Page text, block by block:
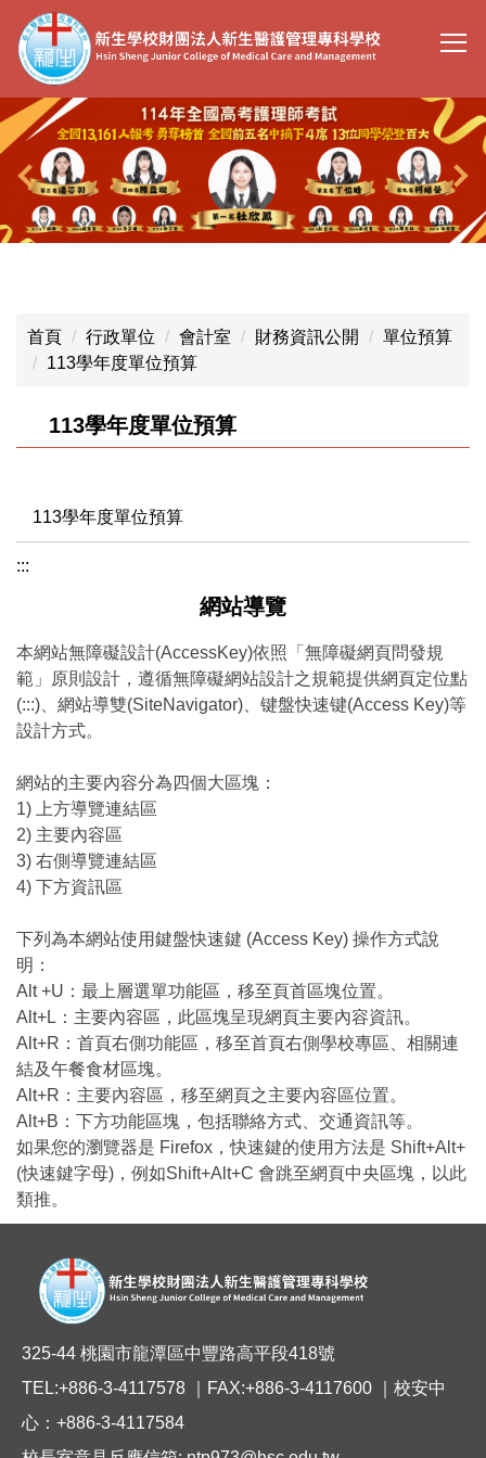
到
主
要
內
容
區
首頁 行政單位 會計室 財務資訊公開
單位預算
113學年度單位預算
113學年度單位預算
113學年度單位預算
:::
網站導覽
本網站無障礙設計(AccessKey)依照「無障礙網頁問發規
範」原則設計，遵循無障礙網站設計之規範提供網頁定位點
(:::)、網站導雙(SiteNavigator)、键盤快速键(Access Key)等
設計方式。
網站的主要內容分為四個大區塊：
1) 上方導覽連結區
2) 主要內容區
3) 右側導覽連結區
4) 下方資訊區
下列為本網站使用鍵盤快速鍵 (Access Key) 操作方式說
明：
Alt +U：最上層選單功能區，移至頁首區塊位置。
Alt+L：主要內容區，此區塊呈現網頁主要內容資訊。
Alt+R：首頁右側功能區，移至首頁右側學校專區、相關連
結及午餐食材區塊。
Alt+R：主要內容區，移至網頁之主要內容區位置。
Alt+B：下方功能區塊，包括聯絡方式、交通資訊等。
如果您的瀏覽器是 Firefox，快速鍵的使用方法是 Shift+Alt+
(快速鍵字母)，例如Shift+Alt+C 會跳至網頁中央區塊，以此
類推。
325-44 桃園市龍潭區中豐路高平段418號
TEL:+886-3-4117578 ｜FAX:+886-3-4117600 ｜校安中
心：+886-3-4117584